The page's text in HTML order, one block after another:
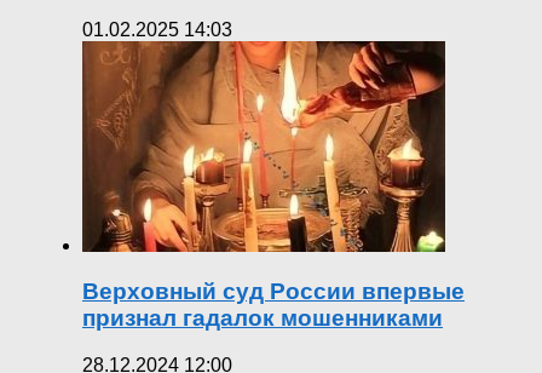
01.02.2025 14:03
Верховный суд России впервые
признал гадалок мошенниками
28.12.2024 12:00